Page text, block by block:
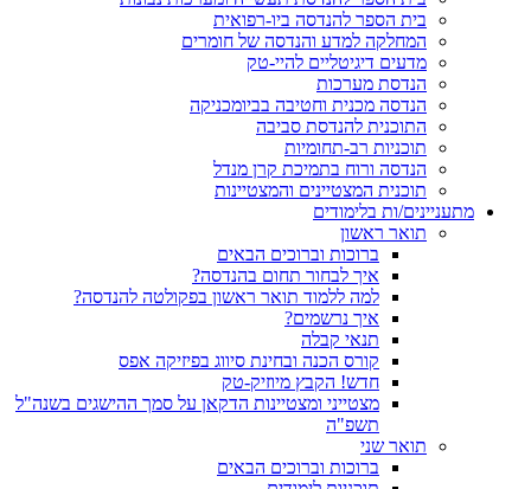
בית הספר להנדסה ביו-רפואית
המחלקה למדע והנדסה של חומרים
מדעים דיגיטליים להיי-טק
הנדסת מערכות
הנדסה מכנית וחטיבה בביומכניקה
התוכנית להנדסת סביבה
תוכניות רב-תחומיות
הנדסה ורוח בתמיכת קרן מנדל
תוכנית המצטיינים והמצטיינות
מתעניינים/ות בלימודים
תואר ראשון
ברוכות וברוכים הבאים
איך לבחור תחום בהנדסה?
למה ללמוד תואר ראשון בפקולטה להנדסה?
איך נרשמים?
תנאי קבלה
קורס הכנה ובחינת סיווג בפיזיקה אפס
חדש! הקבץ מיוזיק-טק
מצטייני ומצטיינות הדקאן על סמך ההישגים בשנה"ל
תשפ"ה
תואר שני
ברוכות וברוכים הבאים